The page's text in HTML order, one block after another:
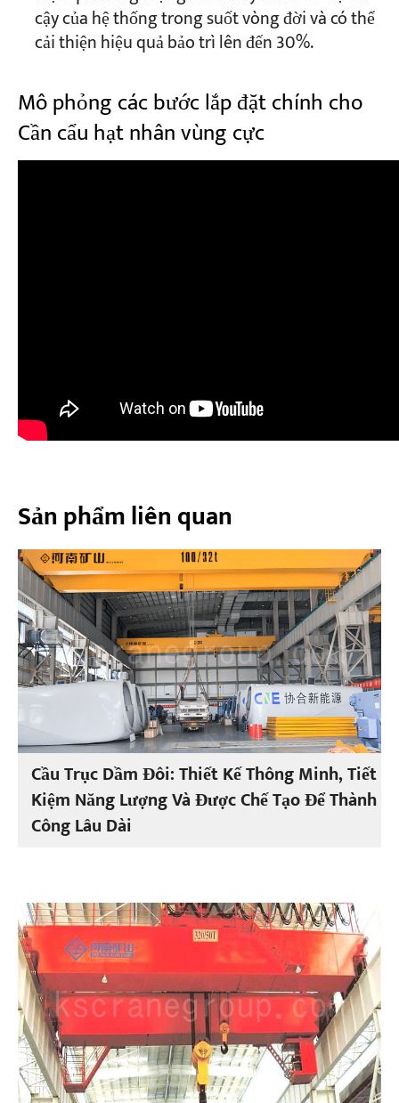
cậy của hệ thống trong suốt vòng đời và có thể
cải thiện hiệu quả bảo trì lên đến 30%.
Mô phỏng các bước lắp đặt chính cho
Cần cẩu hạt nhân vùng cực
Sản phẩm liên quan
Cầu Trục Dầm Đôi: Thiết Kế Thông Minh, Tiết
Kiệm Năng Lượng Và Được Chế Tạo Để Thành
Công Lâu Dài